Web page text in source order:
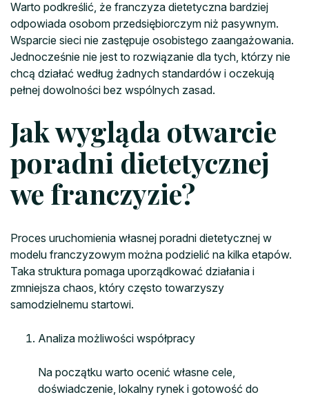
Warto podkreślić, że franczyza dietetyczna bardziej
odpowiada osobom przedsiębiorczym niż pasywnym.
Wsparcie sieci nie zastępuje osobistego zaangażowania.
Jednocześnie nie jest to rozwiązanie dla tych, którzy nie
chcą działać według żadnych standardów i oczekują
pełnej dowolności bez wspólnych zasad.
Jak wygląda otwarcie
poradni dietetycznej
we franczyzie?
Proces uruchomienia własnej poradni dietetycznej w
modelu franczyzowym można podzielić na kilka etapów.
Taka struktura pomaga uporządkować działania i
zmniejsza chaos, który często towarzyszy
samodzielnemu startowi.
Analiza możliwości współpracy
Na początku warto ocenić własne cele,
doświadczenie, lokalny rynek i gotowość do